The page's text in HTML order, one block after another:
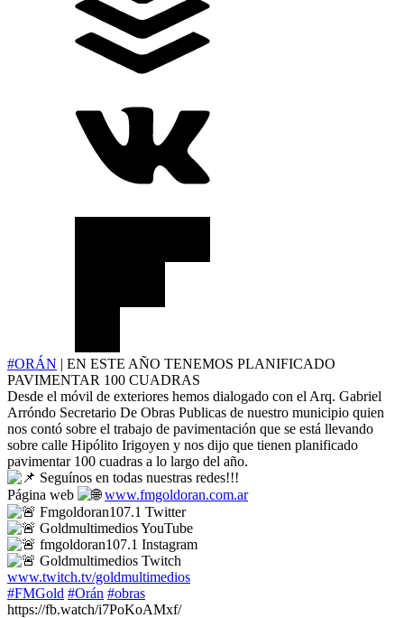
#ORÁN | EN ESTE AÑO TENEMOS PLANIFICADO
PAVIMENTAR 100 CUADRAS
Desde el móvil de exteriores hemos dialogado con el Arq. Gabriel
Arróndo Secretario De Obras Publicas de nuestro municipio quien
nos contó sobre el trabajo de pavimentación que se está llevando
sobre calle Hipólito Irigoyen y nos dijo que tienen planificado
pavimentar 100 cuadras a lo largo del año.
Seguínos en todas nuestras redes!!!
Página web
www.fmgoldoran.com.ar
Fmgoldoran107.1 Twitter
Goldmultimedios YouTube
fmgoldoran107.1 Instagram
Goldmultimedios Twitch
www.twitch.tv/goldmultimedios
#FMGold #Orán #obras
https://fb.watch/i7PoKoAMxf/